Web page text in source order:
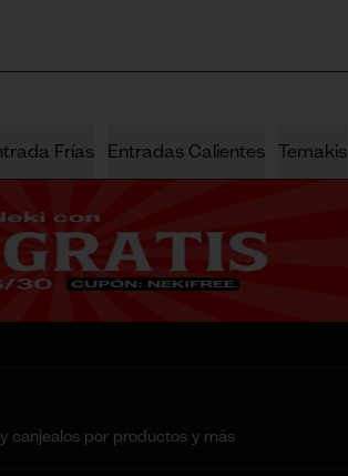
Frías Entradas Calientes Temakis
canjealos por productos y más